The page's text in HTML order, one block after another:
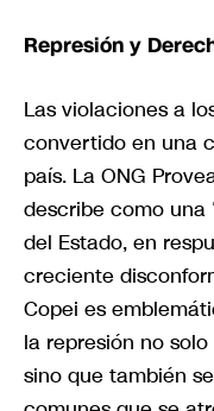
Represión y
Las violaciones a
convertido en una
país. La ONG
describe como una
del Estado, en
creciente
Copei es
la represión no
sino que también